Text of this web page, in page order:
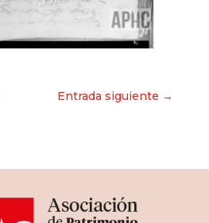
Entrada siguiente →